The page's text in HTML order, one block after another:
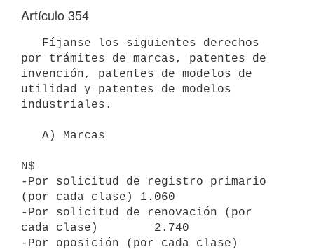
Artículo 354
por trámites de marcas, patentes de
invención, patentes de modelos de
utilidad y patentes de modelos
industriales.
N$
-Por solicitud de registro primario
(por cada clase) 1.060
-Por solicitud de renovación (por
cada clase)        2.740
-Por oposición (por cada clase)